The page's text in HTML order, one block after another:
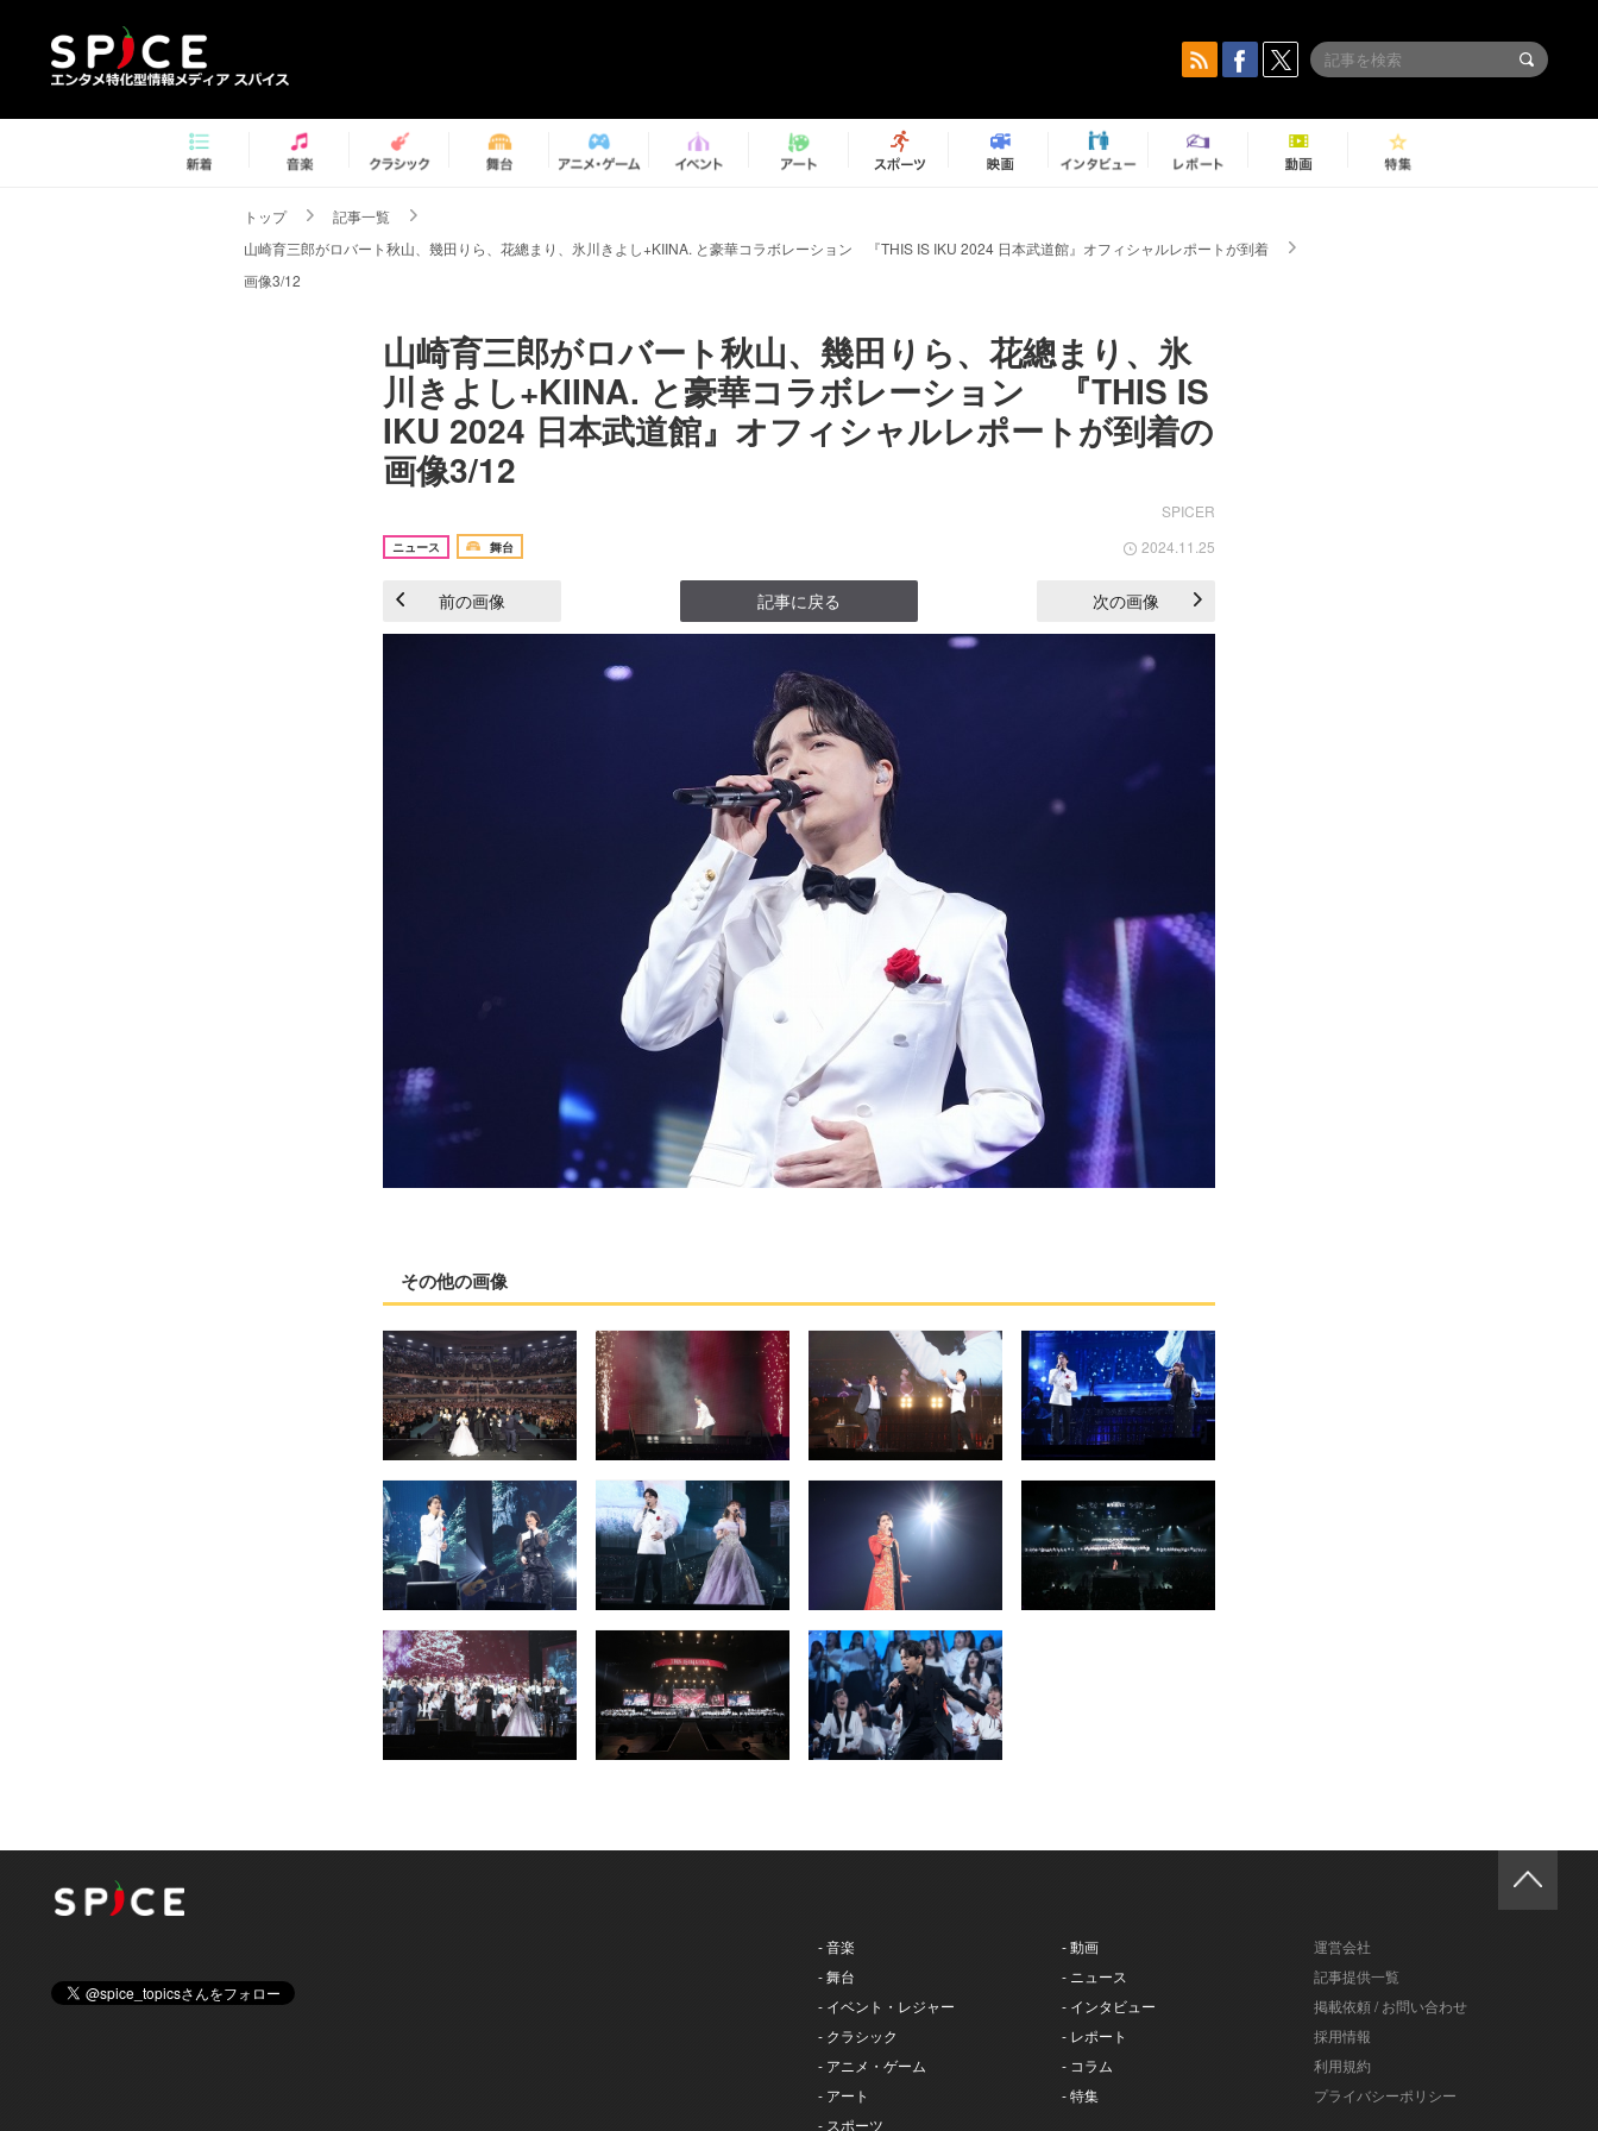
トップ
記事一覧
山崎育三郎がロバート秋山、幾田りら、花總まり、氷川きよし+KIINA. と豪華コラボレーション 『THIS IS IKU 2024 日本武道館』オフィシャルレポートが到着
画像3/12
山崎育三郎がロバート秋山、幾田りら、花總まり、氷
川きよし+KIINA. と豪華コラボレーション 『THIS IS
IKU 2024 日本武道館』オフィシャルレポートが到着の
画像3/12
SPICER
ニュース 舞台 2024.11.25
前の画像 記事に戻る 次の画像
その他の画像
- 音楽
- 舞台
- イベント・レジャー
- クラシック
- アニメ・ゲーム
- アート
- スポーツ
- 動画
- ニュース
- インタビュー
- レポート
- コラム
- 特集
運営会社
記事提供一覧
掲載依頼 / お問い合わせ
採用情報
利用規約
プライバシーポリシー